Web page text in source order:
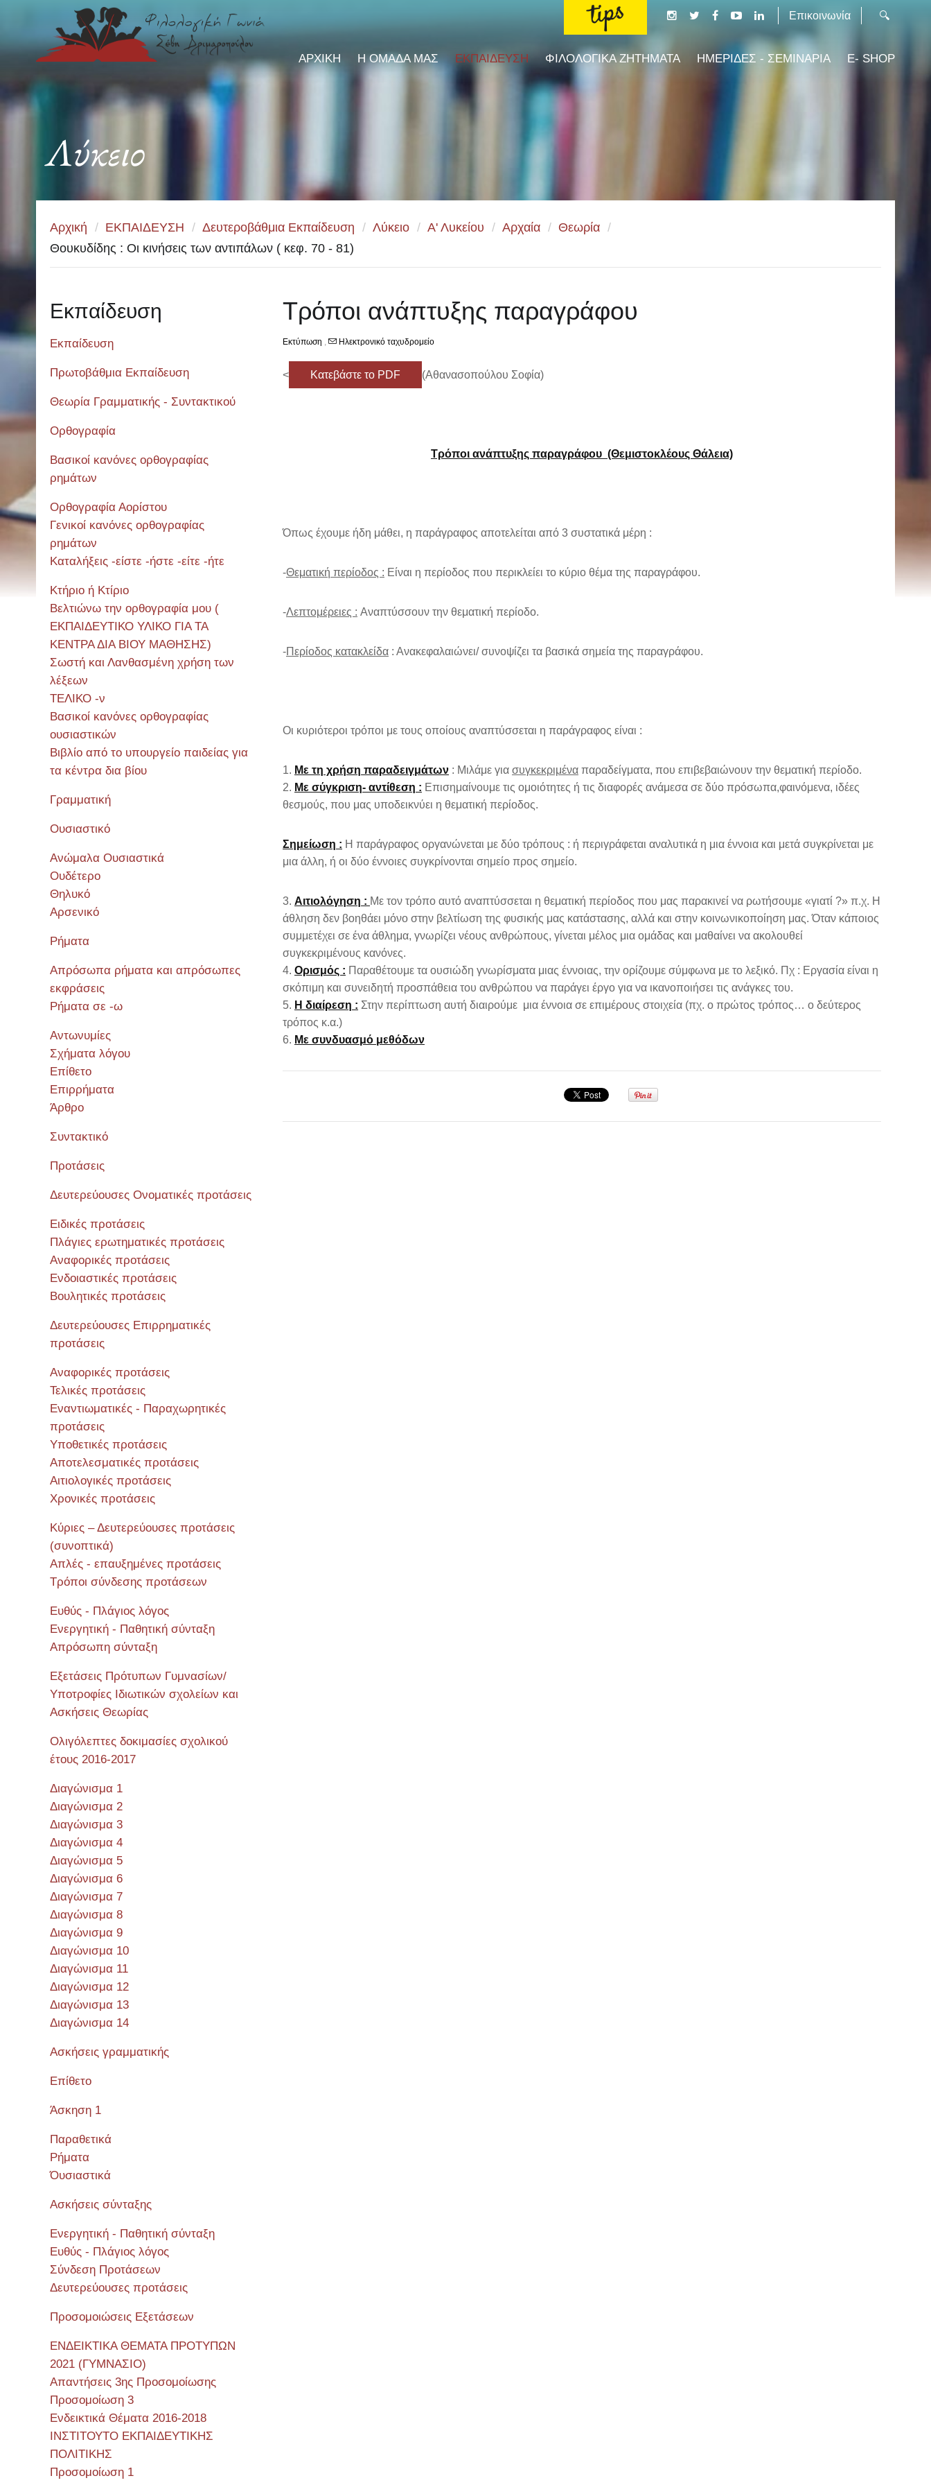
Επικοινωνία
ΑΡΧΙΚΗ Η ΟΜΑΔΑ ΜΑΣ ΕΚΠΑΙΔΕΥΣΗ ΦΙΛΟΛΟΓΙΚΑ ΖΗΤΗΜΑΤΑ ΗΜΕΡΙΔΕΣ - ΣΕΜΙΝΑΡΙΑ E- SHOP
Λύκειο
Αρχική / ΕΚΠΑΙΔΕΥΣΗ / Δευτεροβάθμια Εκπαίδευση / Λύκειο / Α' Λυκείου / Αρχαία / Θεωρία /
Θουκυδίδης : Οι κινήσεις των αντιπάλων ( κεφ. 70 - 81)
Τρόποι ανάπτυξης παραγράφου
Εκτύπωση , Ηλεκτρονικό ταχυδρομείο
< Κατεβάστε το PDF (Αθανασοπούλου Σοφία)
Τρόποι ανάπτυξης παραγράφου (Θεμιστοκλέους Θάλεια)
Όπως έχουμε ήδη μάθει, η παράγραφος αποτελείται από 3 συστατικά μέρη :
-Θεματική περίοδος : Είναι η περίοδος που περικλείει το κύριο θέμα της παραγράφου.
-Λεπτομέρειες : Αναπτύσσουν την θεματική περίοδο.
-Περίοδος κατακλείδα : Ανακεφαλαιώνει/ συνοψίζει τα βασικά σημεία της παραγράφου.
Οι κυριότεροι τρόποι με τους οποίους αναπτύσσεται η παράγραφος είναι :
Με τη χρήση παραδειγμάτων : Μιλάμε για συγκεκριμένα παραδείγματα, που επιβεβαιώνουν την θεματική περίοδο.
Με σύγκριση- αντίθεση : Επισημαίνουμε τις ομοιότητες ή τις διαφορές ανάμεσα σε δύο πρόσωπα,φαινόμενα, ιδέες
θεσμούς, που μας υποδεικνύει η θεματική περίοδος.
Σημείωση : Η παράγραφος οργανώνεται με δύο τρόπους : ή περιγράφεται αναλυτικά η μια έννοια και μετά συγκρίνεται με
μια άλλη, ή οι δύο έννοιες συγκρίνονται σημείο προς σημείο.
Αιτιολόγηση : Με τον τρόπο αυτό αναπτύσσεται η θεματική περίοδος που μας παρακινεί να ρωτήσουμε «γιατί ?» π.χ. Η
άθληση δεν βοηθάει μόνο στην βελτίωση της φυσικής μας κατάστασης, αλλά και στην κοινωνικοποίηση μας. Όταν κάποιος
συμμετέχει σε ένα άθλημα, γνωρίζει νέους ανθρώπους, γίνεται μέλος μια ομάδας και μαθαίνει να ακολουθεί
συγκεκριμένους κανόνες.
Ορισμός : Παραθέτουμε τα ουσιώδη γνωρίσματα μιας έννοιας, την ορίζουμε σύμφωνα με το λεξικό. Πχ : Εργασία είναι η
σκόπιμη και συνειδητή προσπάθεια του ανθρώπου να παράγει έργο για να ικανοποιήσει τις ανάγκες του.
Η διαίρεση : Στην περίπτωση αυτή διαιρούμε μια έννοια σε επιμέρους στοιχεία (πχ. ο πρώτος τρόπος… ο δεύτερος
τρόπος κ.α.)
Με συνδυασμό μεθόδων
Εκπαίδευση
Εκπαίδευση
Πρωτοβάθμια Εκπαίδευση
Θεωρία Γραμματικής - Συντακτικού
Ορθογραφία
Βασικοί κανόνες ορθογραφίας
ρημάτων
Ορθογραφία Αορίστου
Γενικοί κανόνες ορθογραφίας
ρημάτων
Καταλήξεις -είστε -ήστε -είτε -ήτε
Κτήριο ή Κτίριο
Βελτιώνω την ορθογραφία μου (
ΕΚΠΑΙΔΕΥΤΙΚΟ ΥΛΙΚΟ ΓΙΑ ΤΑ
ΚΕΝΤΡΑ ΔΙΑ ΒΙΟΥ ΜΑΘΗΣΗΣ)
Σωστή και Λανθασμένη χρήση των
λέξεων
ΤΕΛΙΚΟ -ν
Βασικοί κανόνες ορθογραφίας
ουσιαστικών
Βιβλίο από το υπουργείο παιδείας για
τα κέντρα δια βίου
Γραμματική
Ουσιαστικό
Ανώμαλα Ουσιαστικά
Ουδέτερο
Θηλυκό
Αρσενικό
Ρήματα
Απρόσωπα ρήματα και απρόσωπες
εκφράσεις
Ρήματα σε -ω
Αντωνυμίες
Σχήματα λόγου
Επίθετο
Επιρρήματα
Άρθρο
Συντακτικό
Προτάσεις
Δευτερεύουσες Ονοματικές προτάσεις
Ειδικές προτάσεις
Πλάγιες ερωτηματικές προτάσεις
Αναφορικές προτάσεις
Ενδοιαστικές προτάσεις
Βουλητικές προτάσεις
Δευτερεύουσες Επιρρηματικές
προτάσεις
Αναφορικές προτάσεις
Τελικές προτάσεις
Εναντιωματικές - Παραχωρητικές
προτάσεις
Υποθετικές προτάσεις
Αποτελεσματικές προτάσεις
Αιτιολογικές προτάσεις
Χρονικές προτάσεις
Κύριες – Δευτερεύουσες προτάσεις
(συνοπτικά)
Απλές - επαυξημένες προτάσεις
Τρόποι σύνδεσης προτάσεων
Ευθύς - Πλάγιος λόγος
Ενεργητική - Παθητική σύνταξη
Απρόσωπη σύνταξη
Εξετάσεις Πρότυπων Γυμνασίων/
Υποτροφίες Ιδιωτικών σχολείων και
Ασκήσεις Θεωρίας
Ολιγόλεπτες δοκιμασίες σχολικού
έτους 2016-2017
Διαγώνισμα 1
Διαγώνισμα 2
Διαγώνισμα 3
Διαγώνισμα 4
Διαγώνισμα 5
Διαγώνισμα 6
Διαγώνισμα 7
Διαγώνισμα 8
Διαγώνισμα 9
Διαγώνισμα 10
Διαγώνισμα 11
Διαγώνισμα 12
Διαγώνισμα 13
Διαγώνισμα 14
Ασκήσεις γραμματικής
Επίθετο
Άσκηση 1
Παραθετικά
Ρήματα
Όυσιαστικά
Ασκήσεις σύνταξης
Ενεργητική - Παθητική σύνταξη
Ευθύς - Πλάγιος λόγος
Σύνδεση Προτάσεων
Δευτερεύουσες προτάσεις
Προσομοιώσεις Εξετάσεων
ΕΝΔΕΙΚΤΙΚΑ ΘΕΜΑΤΑ ΠΡΟΤΥΠΩΝ
2021 (ΓΥΜΝΑΣΙΟ)
Απαντήσεις 3ης Προσομοίωσης
Προσομοίωση 3
Ενδεικτικά Θέματα 2016-2018
ΙΝΣΤΙΤΟΥΤΟ ΕΚΠΑΙΔΕΥΤΙΚΗΣ
ΠΟΛΙΤΙΚΗΣ
Προσομοίωση 1